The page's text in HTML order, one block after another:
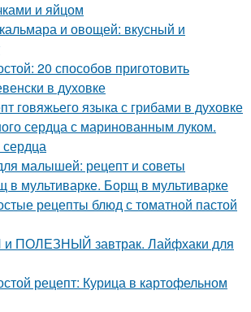
и яйцом
и овощей: вкусный и
20 способов приготовить
в духовке
говяжьего языка с грибами в духовке
сердца с маринованным луком.
сердца
малышей: рецепт и советы
мультиварке. Борщ в мультиварке
рецепты блюд с томатной пастой
ПОЛЕЗНЫЙ завтрак. Лайфхаки для
рецепт: Курица в картофельном